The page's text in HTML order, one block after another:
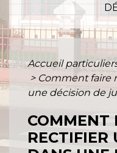
Accueil
> Comment faire
une décision de
COMMENT
RECTIFIER